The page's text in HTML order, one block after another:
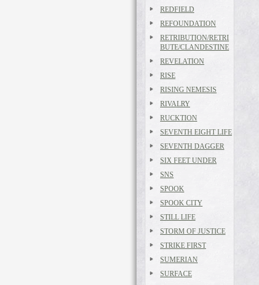
REDFIELD
REFOUNDATION
RETRIBUTION/RETRI
BUTE/CLANDESTINE
REVELATION
RISE
RISING NEMESIS
RIVALRY
RUCKTION
SEVENTH EIGHT LIFE
SEVENTH DAGGER
SIX FEET UNDER
SNS
SPOOK
SPOOK CITY
STILL LIFE
STORM OF JUSTICE
STRIKE FIRST
SUMERIAN
SURFACE